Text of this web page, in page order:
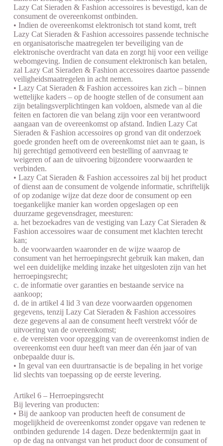
Lazy Cat Sieraden & Fashion accessoires is bevestigd, kan de
consument de overeenkomst ontbinden.
• Indien de overeenkomst elektronisch tot stand komt, treft
Lazy Cat Sieraden & Fashion accessoires passende technische
en organisatorische maatregelen ter beveiliging van de
elektronische overdracht van data en zorgt hij voor een veilige
webomgeving. Indien de consument elektronisch kan betalen,
zal Lazy Cat Sieraden & Fashion accessoires daartoe passende
veiligheidsmaatregelen in acht nemen.
• Lazy Cat Sieraden & Fashion accessoires kan zich – binnen
wettelijke kaders – op de hoogte stellen of de consument aan
zijn betalingsverplichtingen kan voldoen, alsmede van al die
feiten en factoren die van belang zijn voor een verantwoord
aangaan van de overeenkomst op afstand. Indien Lazy Cat
Sieraden & Fashion accessoires op grond van dit onderzoek
goede gronden heeft om de overeenkomst niet aan te gaan, is
hij gerechtigd gemotiveerd een bestelling of aanvraag te
weigeren of aan de uitvoering bijzondere voorwaarden te
verbinden.
• Lazy Cat Sieraden & Fashion accessoires zal bij het product
of dienst aan de consument de volgende informatie, schriftelijk
of op zodanige wijze dat deze door de consument op een
toegankelijke manier kan worden opgeslagen op een
duurzame gegevensdrager, meesturen:
a. het bezoekadres van de vestiging van Lazy Cat Sieraden &
Fashion accessoires waar de consument met klachten terecht
kan;
b. de voorwaarden waaronder en de wijze waarop de
consument van het herroepingsrecht gebruik kan maken, dan
wel een duidelijke melding inzake het uitgesloten zijn van het
herroepingsrecht;
c. de informatie over garanties en bestaande service na
aankoop;
d. de in artikel 4 lid 3 van deze voorwaarden opgenomen
gegevens, tenzij Lazy Cat Sieraden & Fashion accessoires
deze gegevens al aan de consument heeft verstrekt vóór de
uitvoering van de overeenkomst;
e. de vereisten voor opzegging van de overeenkomst indien de
overeenkomst een duur heeft van meer dan één jaar of van
onbepaalde duur is.
• In geval van een duurtransactie is de bepaling in het vorige
lid slechts van toepassing op de eerste levering.
Artikel 6 – Herroepingsrecht
Bij levering van producten:
• Bij de aankoop van producten heeft de consument de
mogelijkheid de overeenkomst zonder opgave van redenen te
ontbinden gedurende 14 dagen. Deze bedenktermijn gaat in
op de dag na ontvangst van het product door de consument of